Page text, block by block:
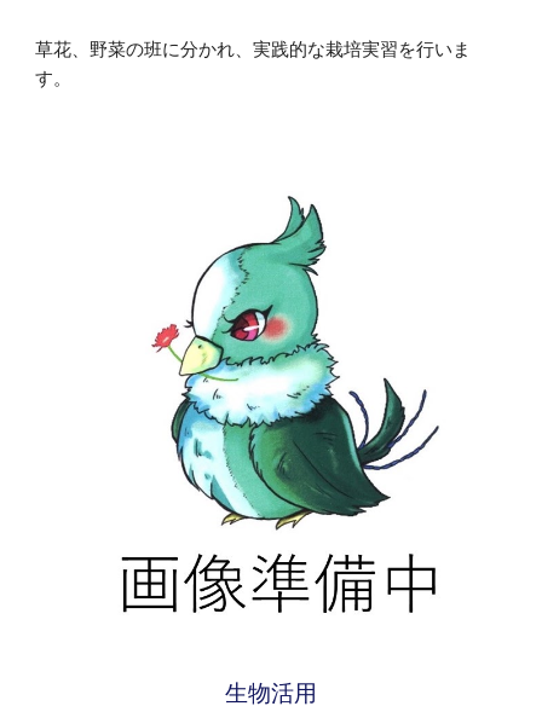
草花、野菜の班に分かれ、実践的な栽培実習を行いま
す。
生物活用